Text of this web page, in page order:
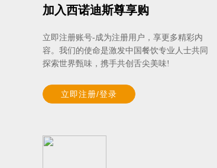
加入西诺迪斯尊享购
立即注册账号-成为注册用户，享更多精彩内
容。我们的使命是激发中国餐饮专业人士共同
探索世界甄味，携手共创舌尖美味!
立即注册/登录